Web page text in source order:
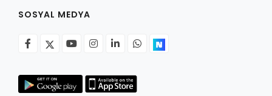
SOSYAL MEDYA